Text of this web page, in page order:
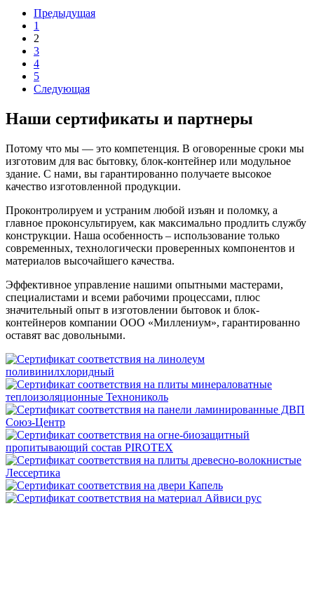
Предыдущая
1
2
3
4
5
Следующая
Наши сертификаты и партнеры
Потому что мы — это компетенция. В оговоренные сроки мы
изготовим для вас бытовку, блок-контейнер или модульное
здание. С нами, вы гарантированно получаете высокое
качество изготовленной продукции.
Проконтролируем и устраним любой изъян и поломку, а
главное проконсультируем, как максимально продлить службу
конструкции. Наша особенность – использование только
современных, технологически проверенных компонентов и
материалов высочайшего качества.
Эффективное управление нашими опытными мастерами,
специалистами и всеми рабочими процессами, плюс
значительный опыт в изготовлении бытовок и блок-
контейнеров компании ООО «Миллениум», гарантированно
оставят вас довольными.